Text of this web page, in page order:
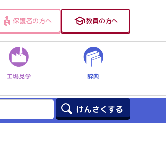
保護者の方へ 教員の方へ
工場見学 辞典